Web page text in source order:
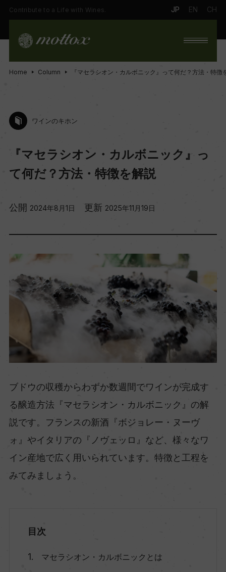
Contribute to a Life with Wines. JP EN CH
Home Column 『マセラシオン・カルボニック』って何だ？方法・特徴
ワインのキホン
『マセラシオン・カルボニック』っ
て何だ？方法・特徴を解説
公開 2024年8月1日 更新 2025年11月19日
ブドウの収穫からわずか数週間でワインが完成す
る醸造方法『マセラシオン・カルボニック』の解
説です。フランスの新酒『ボジョレー・ヌーヴ
ォ』やイタリアの『ノヴェッロ』など、様々なワ
イン産地で広く用いられています。特徴と工程を
みてみましょう。
目次
マセラシオン・カルボニックとは